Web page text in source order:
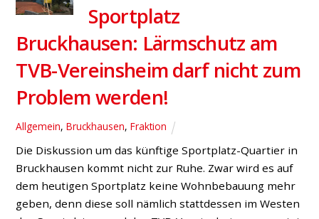
Sportplatz
Bruckhausen: Lärmschutz am
TVB-Vereinsheim darf nicht zum
Problem werden!
Allgemein,Bruckhausen,Fraktion
Die Diskussion um das künftige Sportplatz-Quartier in
Bruckhausen kommt nicht zur Ruhe. Zwar wird es auf
dem heutigen Sportplatz keine Wohnbebauung mehr
geben, denn diese soll nämlich stattdessen im Westen